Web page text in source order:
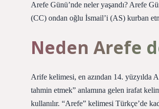
Arefe Günü’nde neler yaşandı? Arefe
(CC) ondan oğlu İsmail’i (AS) kurban
Neden Arefe
Arife kelimesi, en azından 14. yüzyılda
tahmin etmek” anlamına gelen irafat
kullanılır. “Arefe” kelimesi Türkçe’de